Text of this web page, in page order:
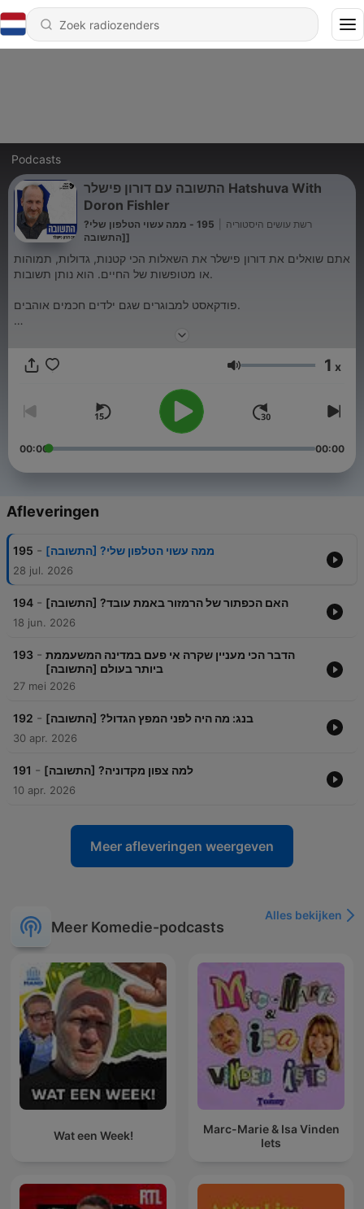
Podcasts
התשובה עם דורון פישלר Hatshuva With
Doron Fishler
רשת עושים היסטוריה
195 - ממה עשוי הטלפון שלי?
[התשובה]
אתם שואלים את דורון פישלר את השאלות הכי קטנות, גדולות, תמוהות
או מטופשות של החיים. הוא נותן תשובות.
פודקאסט למבוגרים שגם ילדים חכמים אוהבים.
הירשמו לפישלנד, הפטריאון של "התשובה", כדי לקבל את כל הפרקים
www.patreon.com/fishlandpodcast
לעוד פודקאסטים של ״רשת עושים היסטוריה״
www.doronfishler.com
הפודקאסט נערך ע״י - שלי נוי
Volume 1 x
00:00 00:00
Afleveringen
195 - ממה עשוי הטלפון שלי? [התשובה]
28 jul. 2026
194 - האם הכפתור של הרמזור באמת עובד? [התשובה]
18 jun. 2026
193 - הדבר הכי מעניין שקרה אי פעם במדינה המשעממת
ביותר בעולם [התשובה]
27 mei 2026
192 - בנג: מה היה לפני המפץ הגדול? [התשובה]
30 apr. 2026
191 - למה צפון מקדוניה? [התשובה]
10 apr. 2026
Meer afleveringen weergeven
Meer Komedie-podcasts
Alles bekijken
Wat een Week!
Marc-Marie & Isa Vinden
Iets